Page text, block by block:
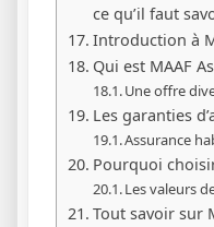
ce qu’il faut
Introduction à
Qui est MAAF
Une offre
Les garanties
Assurance
Pourquoi
Les valeurs
Tout savoir sur